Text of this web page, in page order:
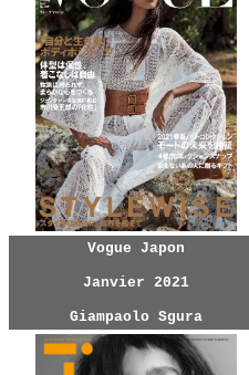
Vogue Japon
Janvier 2021
Giampaolo Sgura